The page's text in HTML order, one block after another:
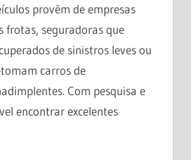
provêm de empresas
frotas, seguradoras que
de sinistros leves ou
carros de
Com pesquisa e
encontrar excelentes